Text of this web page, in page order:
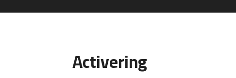
Activering